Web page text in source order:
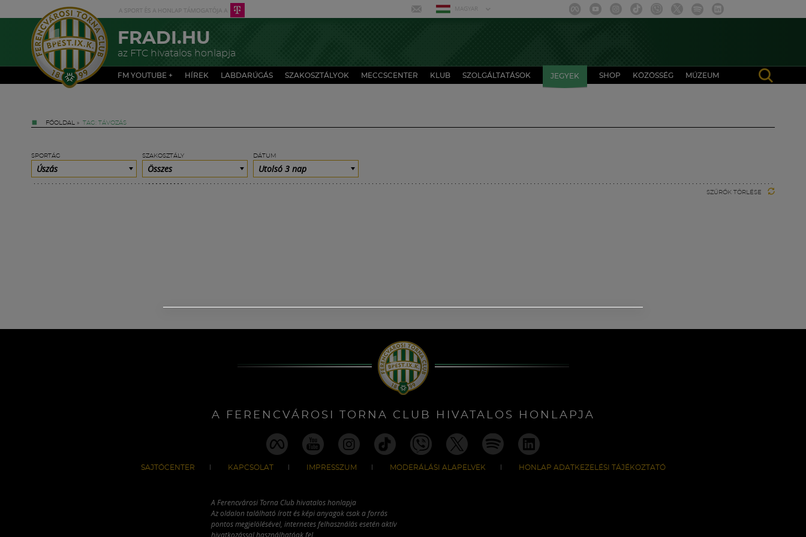
MAGYAR
FRADI.HU
az FTC hivatalos honlapja
FM YOUTUBE + HÍREK LABDARÚGÁS SZAKOSZTÁLYOK MECCSCENTER KLUB SZOLGÁLTATÁSOK JEGYEK SHOP KÖZÖSSÉG MÚZEUM
FŐOLDAL » TAG: TÁVOZÁS
SPORTÁG
Úszás
SZAKOSZTÁLY
Összes
DÁTUM
Utolsó 3 nap
SZŰRŐK TÖRLÉSE
A FERENCVÁROSI TORNA CLUB HIVATALOS HONLAPJA
SAJTÓCENTER KAPCSOLAT IMPRESSZUM MODERÁLÁSI ALAPELVEK HONLAP ADATKEZELÉSI TÁJÉKOZTATÓ
A Ferencvárosi Torna Club hivatalos honlapja
Az oldalon található írott és képi anyagok csak a forrás
pontos megjelölésével, internetes felhasználás esetén aktív
hivatkozással használhatóak fel.